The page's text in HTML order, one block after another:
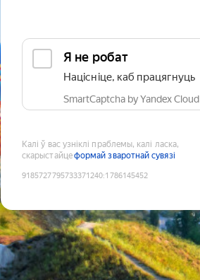
Я не робат
Націсніце, каб працягнуць
SmartCaptcha by Yandex Cloud
Калі ў вас узніклі праблемы, калі ласка,
скарыстайцеформай зваротнай сувязі
9185727795733371240:1786145452